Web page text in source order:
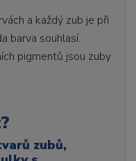
a každý zub je při
barva souhlasí.
pigmentů jsou zuby
zubů,